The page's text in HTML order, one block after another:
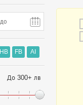
HB FB AI
До 300+ лв